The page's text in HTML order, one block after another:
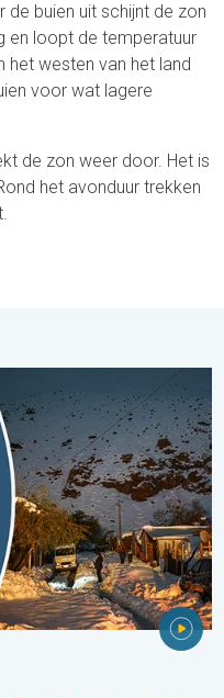
de buien uit schijnt de zon
en loopt de temperatuur
het westen van het land
voor wat lagere
de zon weer door. Het is
het avonduur trekken
Veel sneeuw in de